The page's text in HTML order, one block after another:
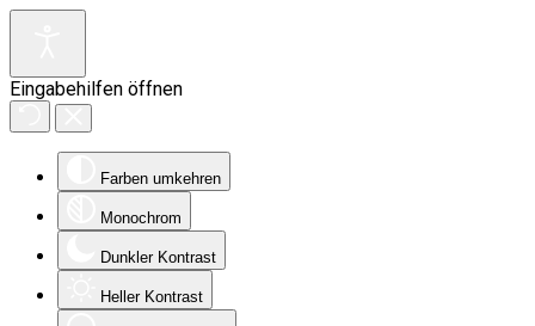
Eingabehilfen öffnen
Farben umkehren
Monochrom
Dunkler Kontrast
Heller Kontrast